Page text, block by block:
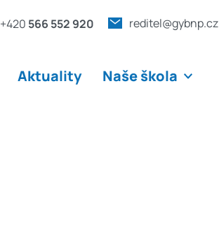
+420 566 552 920 reditel@gybnp.cz
Aktuality Naše škola